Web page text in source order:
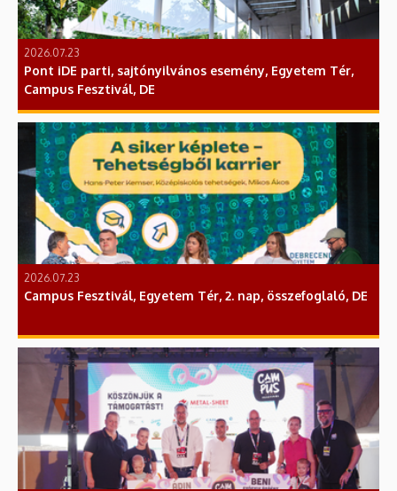
2026.07.23
Pont iDE parti, sajtónyilvános esemény, Egyetem Tér,
Campus Fesztivál, DE
2026.07.23
Campus Fesztivál, Egyetem Tér, 2. nap, összefoglaló, DE